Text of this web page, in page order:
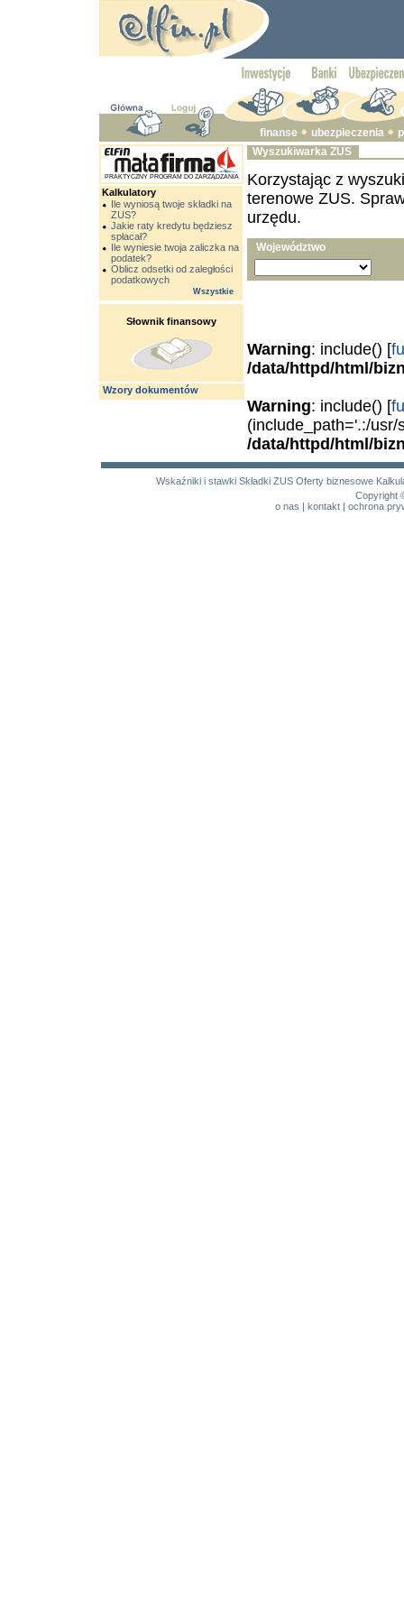
finanse ubezpieczenia
PRAKTYCZNY PROGRAM DO ZARZĄDZANIA
Kalkulatory
Ile wyniosą twoje składki na
ZUS?
Jakie raty kredytu będziesz
spłacał?
Ile wyniesie twoja zaliczka na
podatek?
Oblicz odsetki od zaległości
podatkowych
Wszystkie
Słownik finansowy
Wzory dokumentów
Wyszukiwarka ZUS
Korzystając z
terenowe ZUS.
urzędu.
Województwo
Warning: include() [
/data/httpd/html/
Warning: include() [
(include_path='.:/usr/
/data/httpd/html/
Wskaźniki i stawki Składki ZUS Oferty biznesowe
Copyright
o nas | kontakt| ochrona